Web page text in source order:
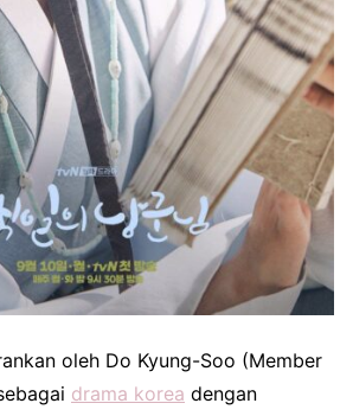
oleh Do Kyung-Soo (Member
drama korea dengan